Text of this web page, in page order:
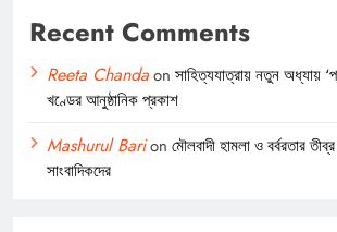
Recent Comments
Reeta Chandaon সাহিত্যযাত্রায় নতুন অধ্যায়
খণ্ডের আনুষ্ঠানিক প্রকাশ
Mashurul Barion মৌলবাদী হামলা ও বর্বরতার
সাংবাদিকদের